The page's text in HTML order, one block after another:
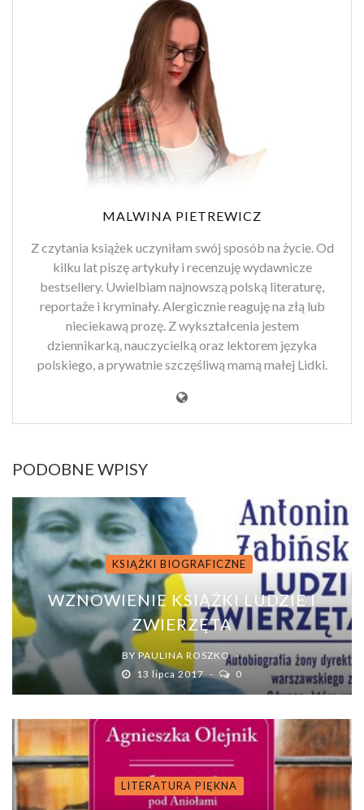
MALWINA PIETREWICZ
Z czytania książek uczyniłam swój sposób na życie. Od
kilku lat piszę artykuły i recenzuję wydawnicze
bestsellery. Uwielbiam najnowszą polską literaturę,
reportaże i kryminały. Alergicznie reaguję na złą lub
nieciekawą prozę. Z wykształcenia jestem
dziennikarką, nauczycielką oraz lektorem języka
polskiego, a prywatnie szczęśliwą mamą małej Lidki.
PODOBNE WPISY
KSIĄŻKI BIOGRAFICZNE
WZNOWIENIE KSIĄŻKI LUDZIE I
ZWIERZĘTA
BYPAULINA ROSZKO
13 lipca 2017
0
LITERATURA PIĘKNA